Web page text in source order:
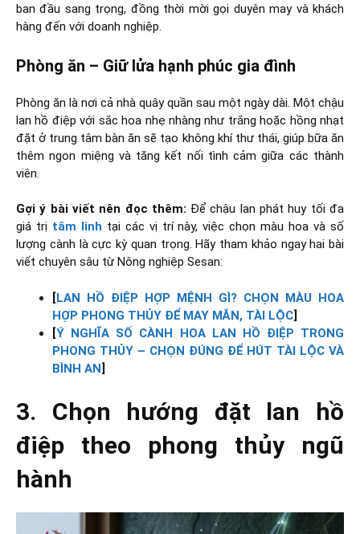
ban đầu sang trọng, đồng thời mời gọi duyên may và khách
hàng đến với doanh nghiệp.
Phòng ăn – Giữ lửa hạnh phúc gia đình
Phòng ăn là nơi cả nhà quây quần sau một ngày dài. Một chậu
lan hồ điệp với sắc hoa nhẹ nhàng như trắng hoặc hồng nhạt
đặt ở trung tâm bàn ăn sẽ tạo không khí thư thái, giúp bữa ăn
thêm ngon miệng và tăng kết nối tình cảm giữa các thành
viên.
Gợi ý bài viết nên đọc thêm: Để chậu lan phát huy tối đa
giá trị tâm linh tại các vị trí này, việc chọn màu hoa và số
lượng cành là cực kỳ quan trọng. Hãy tham khảo ngay hai bài
viết chuyên sâu từ Nông nghiệp Sesan:
[LAN HỒ ĐIỆP HỢP MỆNH GÌ? CHỌN MÀU HOA
HỢP PHONG THỦY ĐỂ MAY MẮN, TÀI LỘC]
[Ý NGHĨA SỐ CÀNH HOA LAN HỒ ĐIỆP TRONG
PHONG THỦY – CHỌN ĐÚNG ĐỂ HÚT TÀI LỘC VÀ
BÌNH AN]
3. Chọn hướng đặt lan hồ
điệp theo phong thủy ngũ
hành